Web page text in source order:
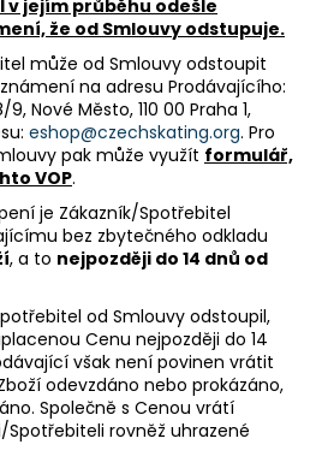
jejím průběhu odešle
že od Smlouvy odstupuje.
může od Smlouvy odstoupit
na adresu Prodávajícího:
Nové Město, 110 00 Praha 1,
eshop@czechskating.org. Pro
pak může využít formulář,
VOP.
je Zákazník/Spotřebitel
bez zbytečného odkladu
, a to nejpozději do 14 dnů od
od Smlouvy odstoupil,
Cenu nejpozději do 14
však není povinen vrátit
odevzdáno nebo prokázáno,
Společně s Cenou vrátí
Spotřebiteli rovněž uhrazené